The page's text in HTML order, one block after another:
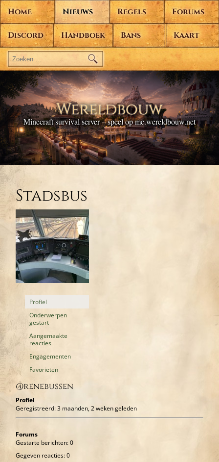
Home Nieuws Regels Forums
Discord Handboek Bans
Kaart
Zoeken
naar:
Wereldbouw
Minecraft survival server – speel op mc.wereldbouw.net
Stadsbus
Profiel
Onderwerpen
gestart
Aangemaakte
reacties
Engagementen
Favorieten
@renebussen
Profiel
Geregistreerd: 3 maanden, 2 weken geleden
Forums
Gestarte berichten: 0
Gegeven reacties: 0